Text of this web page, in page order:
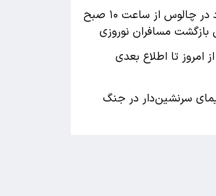
اعمال محدودیت تردد در چالوس از ساعت ۱۰ صبح
بازگشت مسافران نوروزی
امروز تا اطلاع بعدی
7 هواپیمای سرنشین‌دار در جنگ